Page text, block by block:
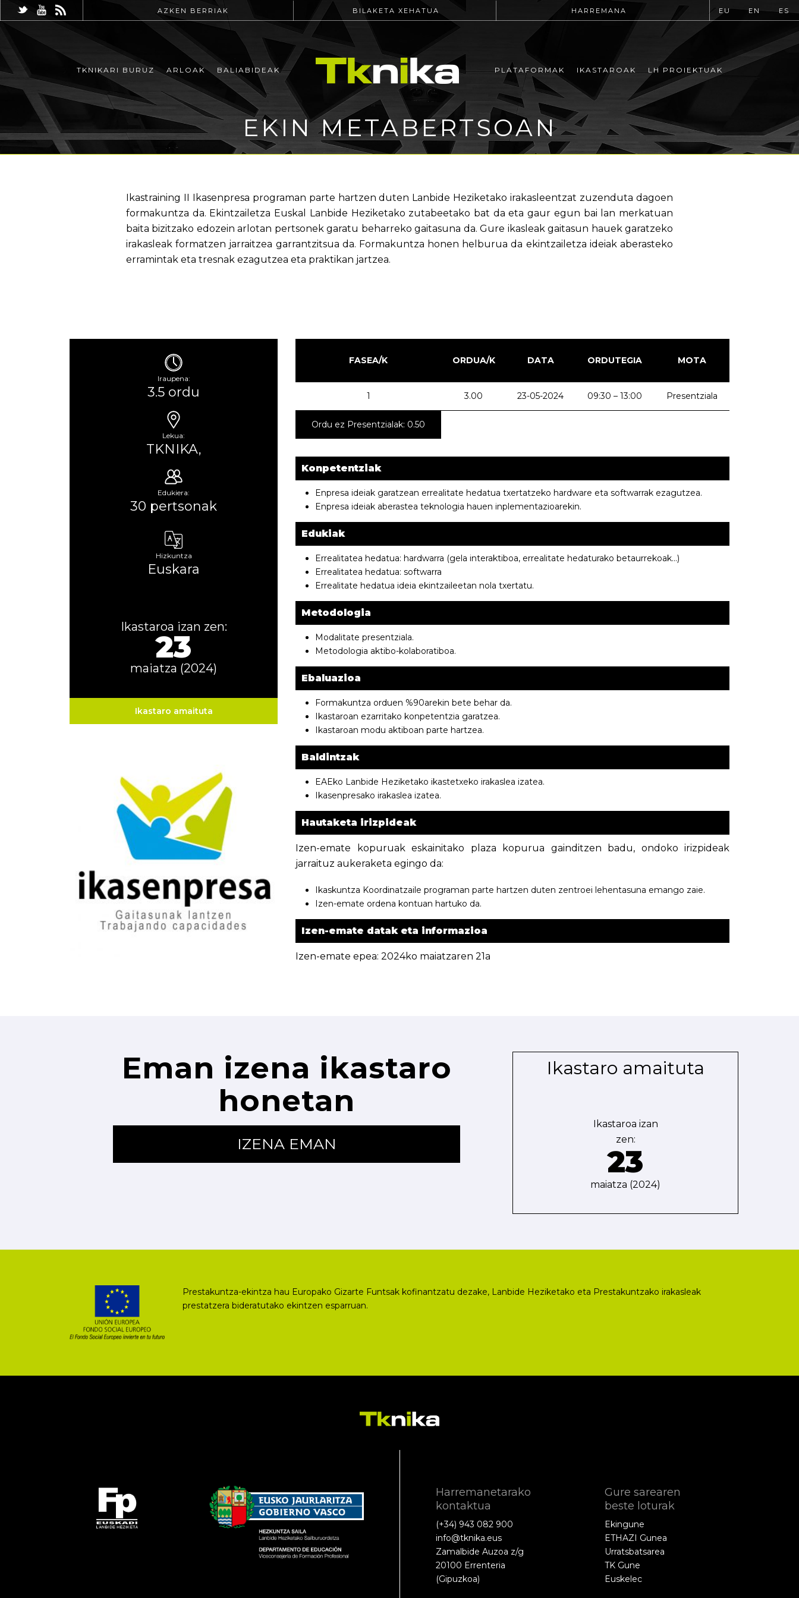
AZKEN BERRIAK BILAKETA XEHATUA HARREMANA EU EN ES
TKNIKARI BURUZ ARLOAK BALIABIDEAK PLATAFORMAK IKASTAROAK LH PROIEKTUAK
EKIN METABERTSOAN
Ikastraining II Ikasenpresa programan parte hartzen duten Lanbide Heziketako irakasleentzat zuzenduta dagoen
formakuntza da. Ekintzailetza Euskal Lanbide Heziketako zutabeetako bat da eta gaur egun bai lan merkatuan
baita bizitzako edozein arlotan pertsonek garatu beharreko gaitasuna da. Gure ikasleak gaitasun hauek garatzeko
irakasleak formatzen jarraitzea garrantzitsua da. Formakuntza honen helburua da ekintzailetza ideiak aberasteko
erramintak eta tresnak ezagutzea eta praktikan jartzea.
Iraupena:
3.5 ordu
Lekua:
TKNIKA,
Edukiera:
30 pertsonak
Hizkuntza
Euskara
Ikastaroa izan zen:
23
maiatza (2024)
Ikastaro amaituta
FASEA/K ORDUA/K DATA ORDUTEGIA MOTA
1 3.00 23-05-2024 09:30 – 13:00 Presentziala
Ordu ez Presentzialak: 0.50
Konpetentziak
Enpresa ideiak garatzean errealitate hedatua txertatzeko hardware eta softwarrak ezagutzea.
Enpresa ideiak aberastea teknologia hauen inplementazioarekin.
Edukiak
Errealitatea hedatua: hardwarra (gela interaktiboa, errealitate hedaturako betaurrekoak…)
Errealitatea hedatua: softwarra
Errealitate hedatua ideia ekintzaileetan nola txertatu.
Metodologia
Modalitate presentziala.
Metodologia aktibo-kolaboratiboa.
Ebaluazioa
Formakuntza orduen %90arekin bete behar da.
Ikastaroan ezarritako konpetentzia garatzea.
Ikastaroan modu aktiboan parte hartzea.
Baldintzak
EAEko Lanbide Heziketako ikastetxeko irakaslea izatea.
Ikasenpresako irakaslea izatea.
Hautaketa irizpideak
Izen-emate kopuruak eskainitako plaza kopurua gainditzen badu, ondoko irizpideak
jarraituz aukeraketa egingo da:
Ikaskuntza Koordinatzaile programan parte hartzen duten zentroei lehentasuna emango zaie.
Izen-emate ordena kontuan hartuko da.
Izen-emate datak eta informazioa
Izen-emate epea: 2024ko maiatzaren 21a
Eman izena ikastaro
honetan
IZENA EMAN
Ikastaro amaituta
Ikastaroa izan
zen:
23
maiatza (2024)
Prestakuntza-ekintza hau Europako Gizarte Funtsak kofinantzatu dezake, Lanbide Heziketako eta Prestakuntzako irakasleak
prestatzera bideratutako ekintzen esparruan.
Harremanetarako
kontaktua
(+34) 943 082 900
info@tknika.eus
Zamalbide Auzoa z/g
20100 Errenteria
(Gipuzkoa)
Gure sarearen
beste loturak
Ekingune
ETHAZI Gunea
Urratsbatsarea
TK Gune
Euskelec